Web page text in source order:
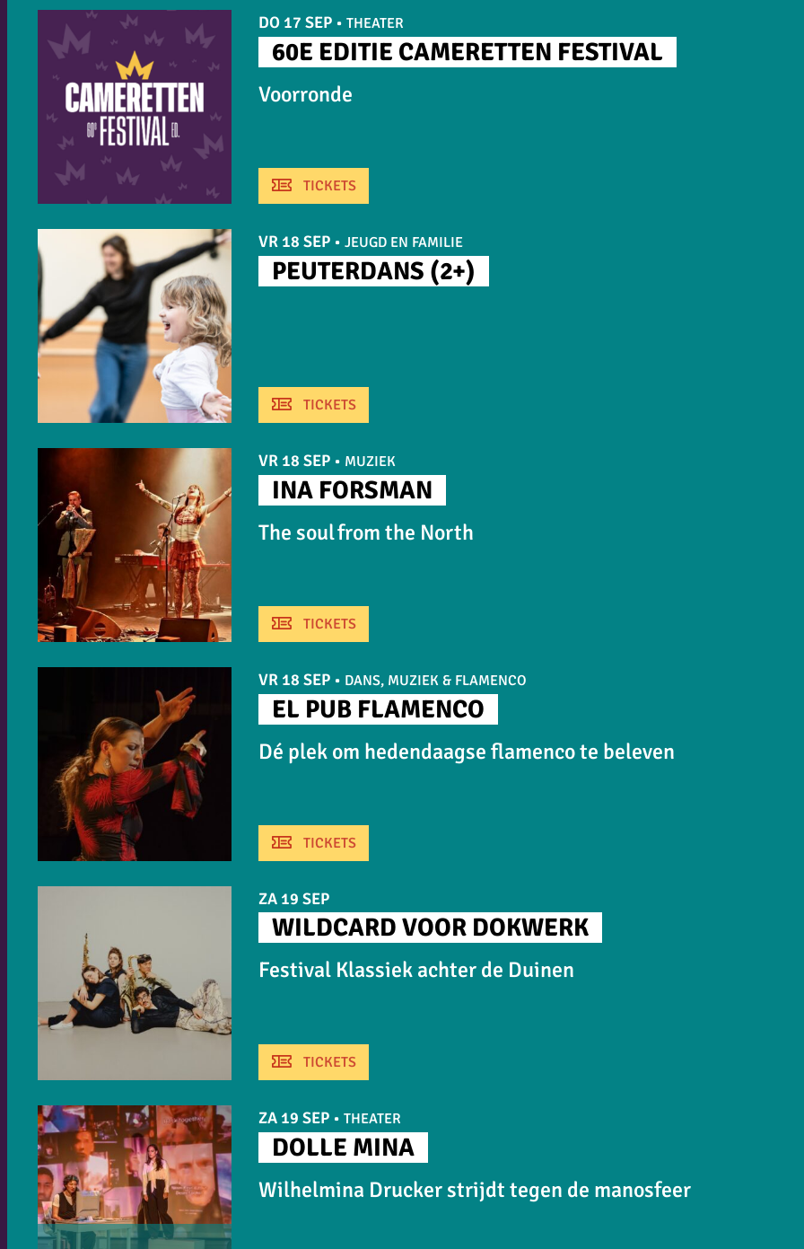
DO 17 SEP • THEATER
60E EDITIE CAMERETTEN FESTIVAL
Voorronde
TICKETS
VR 18 SEP • JEUGD EN FAMILIE
PEUTERDANS (2+)
TICKETS
VR 18 SEP • MUZIEK
INA FORSMAN
The soul from the North
TICKETS
VR 18 SEP • DANS, MUZIEK & FLAMENCO
EL PUB FLAMENCO
Dé plek om hedendaagse flamenco te beleven
TICKETS
ZA 19 SEP
WILDCARD VOOR DOKWERK
Festival Klassiek achter de Duinen
TICKETS
ZA 19 SEP • THEATER
DOLLE MINA
Wilhelmina Drucker strijdt tegen de manosfeer